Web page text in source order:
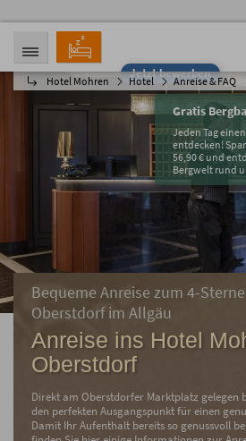
Jetzt bewerben
Hotel Mohren Hotel Anreise & FAQ
Gratis
Jeden Tag
entdecken!
56,90 € und
Bergwelt rund
ANREISE
08.08.2026
ABREISE
13.08.2026
2 Personen
BUCHEN
Bequeme Anreise zum 4-
Oberstdorf im Allgäu
Anreise ins Hotel
Oberstdorf
Direkt am Oberstdorfer Marktplatz gelegen
den perfekten Ausgangspunkt für einen
Damit Ihr Aufenthalt bereits so genussvoll